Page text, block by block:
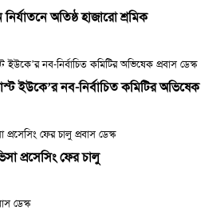
নির্যাতনে অতিষ্ঠ হাজারো শ্রমিক
ইউকে’র নব-নির্বাচিত কমিটির অভিষেক
প্রসেসিং ফের চালু